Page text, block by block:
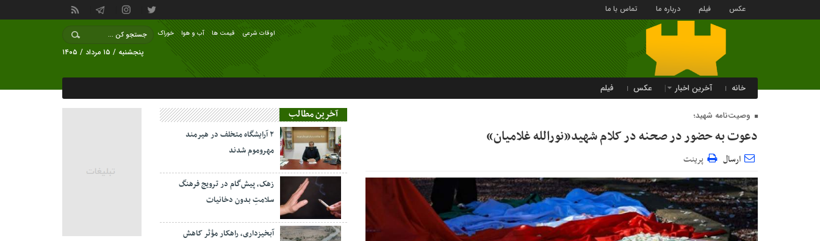
عکس فیلم درباره ما تماس با ما
خوراک آب و هوا قیمت ها اوقات شرعی
پنجشنبه / ۱۵ مرداد / ۱۴۰۵
خانه آخرین اخبار عکس فیلم
وصیت‌نامه شهید؛
دعوت به حضور در صحنه در کلام شهید«نورالله غلامیان»
ارسال پرینت
آخرین مطالب
۲ آرایشگاه متخلف در هیرمند
مهروموم شدند
زهک، پیش‌گام در ترویج فرهنگ
سلامتِ بدون دخانیات
آبخیزداری، راهکار مؤثر کاهش